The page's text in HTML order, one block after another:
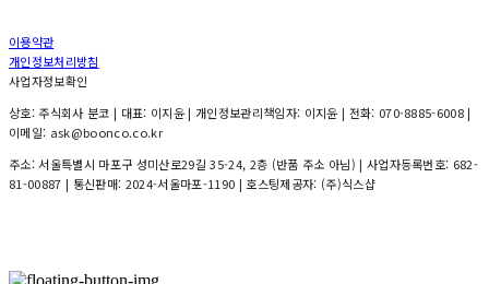
이용약관
개인정보처리방침
사업자정보확인
상호: 주식회사 분코 | 대표: 이지윤 | 개인정보관리책임자: 이지윤 | 전화: 070-8885-6008 |
이메일: ask@boonco.co.kr
주소: 서울특별시 마포구 성미산로29길 35-24, 2층 (반품 주소 아님) | 사업자등록번호: 682-
81-00887 | 통신판매: 2024-서울마포-1190 | 호스팅제공자: (주)식스샵